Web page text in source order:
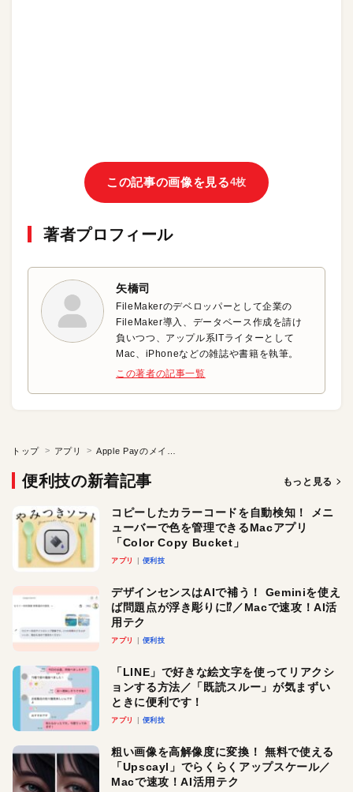
この記事の画像を見る4枚
著者プロフィール
矢橋司
FileMakerのデベロッパーとして企業の
FileMaker導入、データベース作成を請け
負いつつ、アップル系ITライターとして
Mac、iPhoneなどの雑誌や書籍を執筆。
この著者の記事一覧
トップ アプリ
便利技の新着記事 もっと見る
コピーしたカラーコードを自動検知！ メニ
ューバーで色を管理できるMacアプリ
「Color Copy Bucket」
アプリ 便利技
デザインセンスはAIで補う！ Geminiを使え
ば問題点が浮き彫りに⁉︎／Macで速攻！AI活
用テク
アプリ 便利技
「LINE」で好きな絵文字を使ってリアクシ
ョンする方法／「既読スルー」が気まずい
ときに便利です！
アプリ 便利技
粗い画像を高解像度に変換！ 無料で使える
「Upscayl」でらくらくアップスケール／
Macで速攻！AI活用テク